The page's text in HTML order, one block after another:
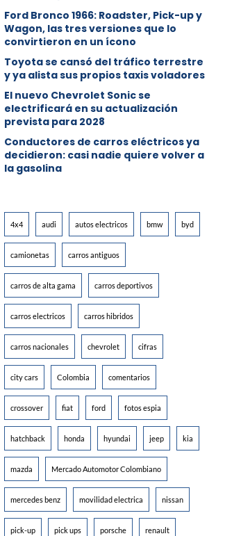
Ford Bronco 1966: Roadster, Pick-up y
Wagon, las tres versiones que lo
convirtieron en un ícono
Toyota se cansó del tráfico terrestre
y ya alista sus propios taxis voladores
El nuevo Chevrolet Sonic se
electrificará en su actualización
prevista para 2028
Conductores de carros eléctricos ya
decidieron: casi nadie quiere volver a
la gasolina
4x4 audi autos electricos bmw byd
camionetas carros antiguos
carros de alta gama carros deportivos
carros electricos carros hibridos
carros nacionales chevrolet cifras
city cars Colombia comentarios
crossover fiat ford fotos espia
hatchback honda hyundai jeep kia
mazda Mercado Automotor Colombiano
mercedes benz movilidad electrica nissan
pick-up pick ups porsche renault